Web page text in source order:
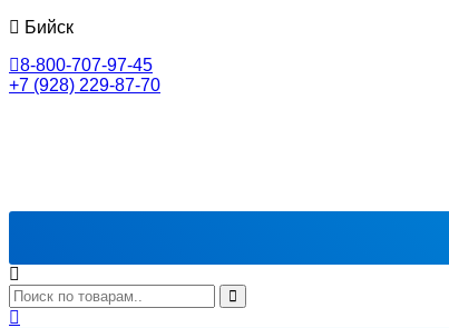
Бийск
8-800-707-97-45
+7 (928) 229-87-70